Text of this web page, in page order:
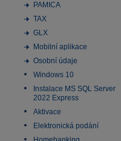
PAMICA
TAX
GLX
Mobilní aplikace
Osobní údaje
Windows 10
Instalace MS SQL Server
2022 Express
Aktivace
Elektronická podání